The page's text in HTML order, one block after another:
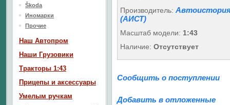
Производитель:
(АИСТ)
Масштаб модели: 1:43
Наличие: Отсутствует
Сообщить о поступлении
Добавить в отложенные
Škoda
Иномарки
Прочие
Наш Aвтопром
Наши Грузовики
Тракторы 1:43
Прицепы и аксессуары
Умелым ручкам